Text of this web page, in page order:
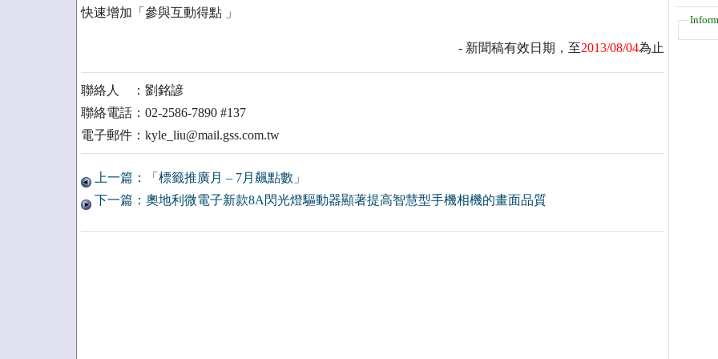
快速增加「參與互動得點 」
- 新聞稿有效日期，至2013/08/04為止
聯絡人 ：劉銘諺
聯絡電話：02-2586-7890 #137
電子郵件：kyle_liu@mail.gss.com.tw
上一篇：「標籤推廣月 – 7月飆點數」
下一篇：奧地利微電子新款8A閃光燈驅動器顯著提高智慧型手機相機的畫面品質